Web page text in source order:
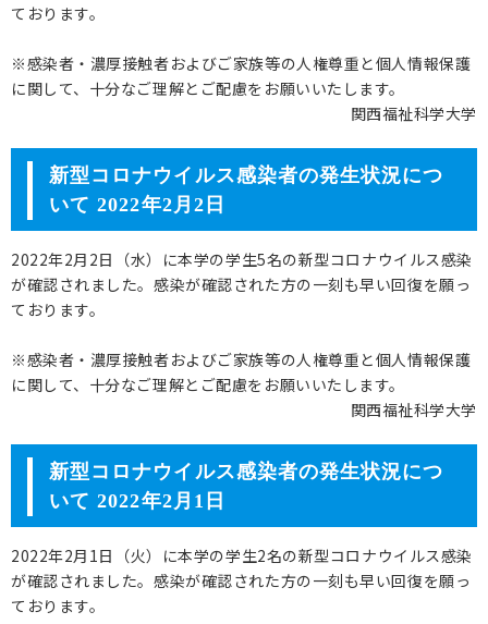
ております。
※感染者・濃厚接触者およびご家族等の人権尊重と個人情報保護
に関して、十分なご理解とご配慮をお願いいたします。
関西福祉科学大学
新型コロナウイルス感染者の発生状況につ
いて 2022年2月2日
2022年2月2日（水）に本学の学生5名の新型コロナウイルス感染
が確認されました。感染が確認された方の一刻も早い回復を願っ
ております。
※感染者・濃厚接触者およびご家族等の人権尊重と個人情報保護
に関して、十分なご理解とご配慮をお願いいたします。
関西福祉科学大学
新型コロナウイルス感染者の発生状況につ
いて 2022年2月1日
2022年2月1日（火）に本学の学生2名の新型コロナウイルス感染
が確認されました。感染が確認された方の一刻も早い回復を願っ
ております。